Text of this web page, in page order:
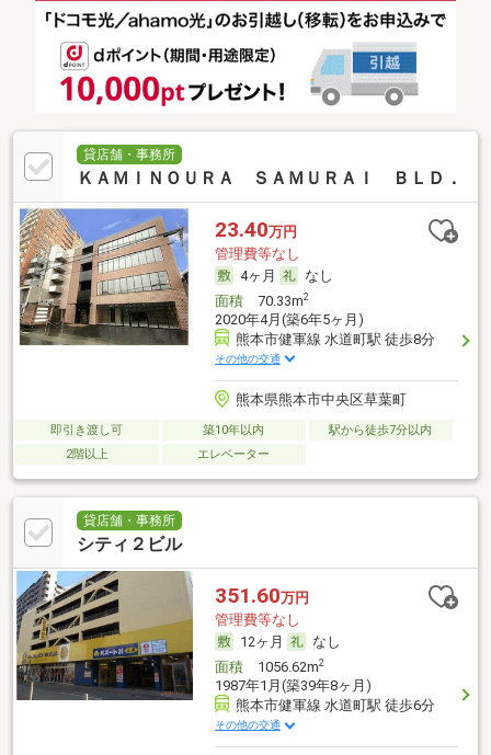
貸店舗・事務所
ＫＡＭＩＮＯＵＲＡ ＳＡＭＵＲＡＩ ＢＬＤ．
23.40万円
管理費等なし
4ヶ月
なし
面積70.33m2
2020年4月(築6年5ヶ月)
熊本市健軍線 水道町駅 徒歩8分
その他の交通
熊本県熊本市中央区草葉町
即引き渡し可 築10年以内
駅から徒歩7分以内
2階以上
エレベーター
貸店舗・事務所
シティ２ビル
351.60万円
管理費等なし
12ヶ月
なし
面積1056.62m2
1987年1月(築39年8ヶ月)
熊本市健軍線 水道町駅 徒歩6分
その他の交通